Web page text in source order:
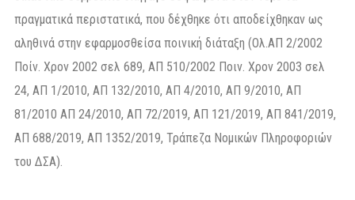
πραγματικά περιστατικά, που δέχθηκε ότι αποδείχθηκαν ως
αληθινά στην εφαρμοσθείσα ποινική διάταξη (Ολ.ΑΠ 2/2002
Ποίν. Χρον 2002 σελ 689, ΑΠ 510/2002 Ποιν. Χρον 2003 σελ
24, ΑΠ 1/2010, ΑΠ 132/2010, ΑΠ 4/2010, ΑΠ 9/2010, ΑΠ
81/2010 ΑΠ 24/2010, ΑΠ 72/2019, ΑΠ 121/2019, ΑΠ 841/2019,
ΑΠ 688/2019, ΑΠ 1352/2019, Τράπεζα Νομικών Πληροφοριών
του ΔΣΑ).